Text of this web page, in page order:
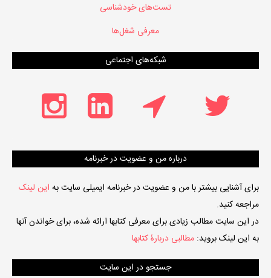
تست‌های خودشناسی
معرفی شغل‌ها
شبکه‌های اجتماعی
درباره من و عضویت در خبرنامه
برای آشنایی بیشتر با من و عضویت در خبرنامه ایمیلی سایت به این لینک
مراجعه کنید.
در این سایت مطالب زیادی برای معرفی کتابها ارائه شده، برای خواندن آنها
به این لینک بروید: مطالبی دربارۀ کتابها
جستجو در این سایت